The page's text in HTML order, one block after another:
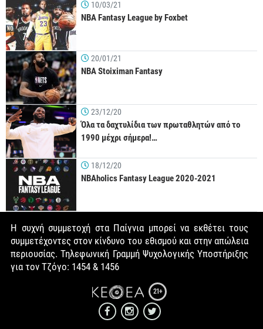
10/03/21
NBA Fantasy League by Foxbet
20/01/21
NBA Stoiximan Fantasy
23/12/20
Όλα τα δαχτυλίδια των πρωταθλητών από το
1990 μέχρι σήμερα!…
18/12/20
NBAholics Fantasy League 2020-2021
Η συχνή συμμετοχή στα Παίγνια μπορεί να εκθέτει τους
συμμετέχοντες στον κίνδυνο του εθισμού και στην απώλεια
περιουσίας. Τηλεφωνική Γραμμή Ψυχολογικής Υποστήριξης
για τον Τζόγο: 1454 & 1456
21+